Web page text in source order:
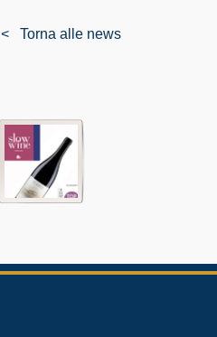
< Torna alle news